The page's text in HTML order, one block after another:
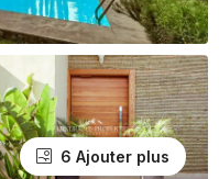
6 Ajouter plus